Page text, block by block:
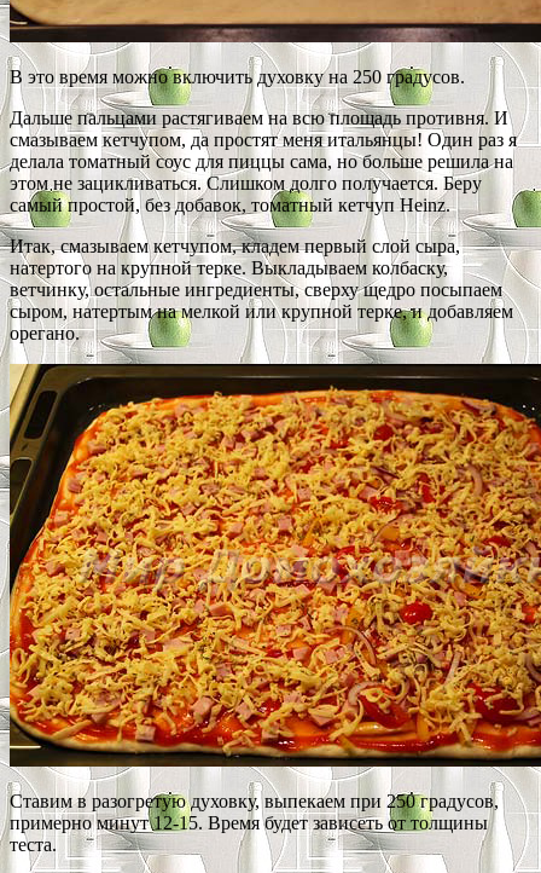
В это время можно включить духовку на 250 градусов.
Дальше пальцами растягиваем на всю площадь противня. И
смазываем кетчупом, да простят меня итальянцы! Один раз я
делала томатный соус для пиццы сама, но больше решила на
этом не зацикливаться. Слишком долго получается. Беру
самый простой, без добавок, томатный кетчуп Heinz.
Итак, смазываем кетчупом, кладем первый слой сыра,
натертого на крупной терке. Выкладываем колбаску,
ветчинку, остальные ингредиенты, сверху щедро посыпаем
сыром, натертым на мелкой или крупной терке, и добавляем
орегано.
Ставим в разогретую духовку, выпекаем при 250 градусов,
примерно минут 12-15. Время будет зависеть от толщины
теста.